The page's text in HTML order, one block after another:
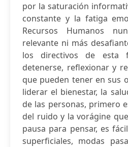
por la saturación
constante y la fatiga
Recursos Humanos
relevante ni más
los directivos de esta
detenerse, reflexionar y
que pueden tener en sus
liderar el bienestar, la
de las personas, primero
del ruido y la vorágine
pausa para pensar, es
superficiales, modas